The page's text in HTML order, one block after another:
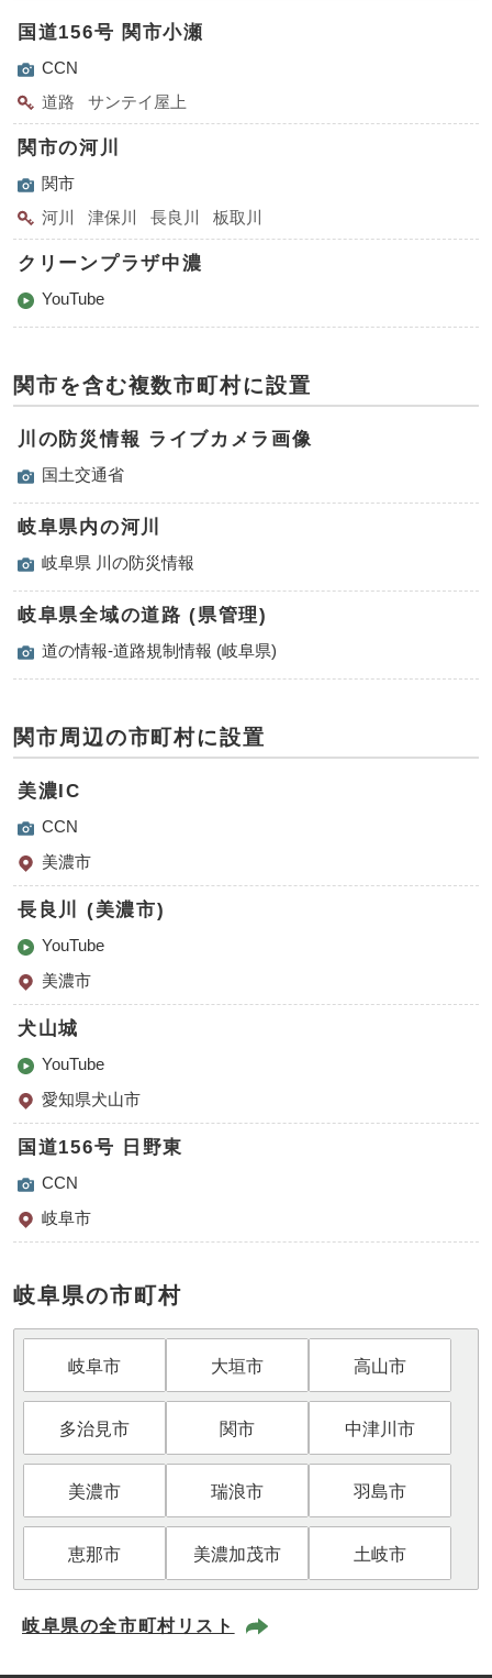
国道156号 関市小瀬
CCN
道路
サンテイ屋上
関市の河川
関市
河川
津保川 長良川 板取川
クリーンプラザ中濃
YouTube
関市を含む複数市町村に設置
川の防災情報 ライブカメラ画像
国土交通省
岐阜県内の河川
岐阜県 川の防災情報
岐阜県全域の道路 (県管理)
道の情報-道路規制情報 (岐阜県)
関市周辺の市町村に設置
美濃IC
CCN
美濃市
長良川 (美濃市)
YouTube
美濃市
犬山城
YouTube
愛知県犬山市
国道156号 日野東
CCN
岐阜市
岐阜県の市町村
岐阜市 大垣市 高山市
多治見市 関市 中津川市
美濃市 瑞浪市 羽島市
恵那市 美濃加茂市 土岐市
岐阜県の全市町村リスト